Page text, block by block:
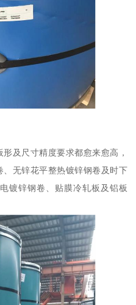
及尺寸精度要求都愈来愈高，
无锌花平整热镀锌钢卷及时下
镀锌钢卷、贴膜冷轧板及铝板